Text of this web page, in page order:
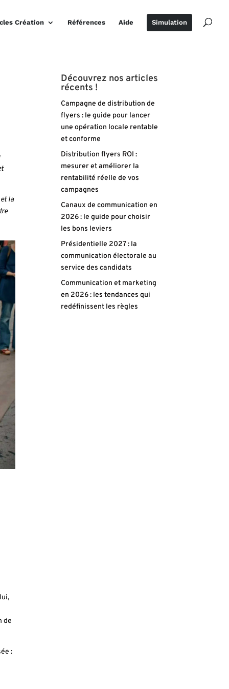
Création Références Aide Simulation
la
de
:
Découvrez nos articles
récents !
Campagne de distribution de
flyers : le guide pour lancer
une opération locale rentable
et conforme
Distribution flyers ROI :
mesurer et améliorer la
rentabilité réelle de vos
campagnes
Canaux de communication en
2026 : le guide pour choisir
les bons leviers
Présidentielle 2027 : la
communication électorale au
service des candidats
Communication et marketing
en 2026 : les tendances qui
redéfinissent les règles